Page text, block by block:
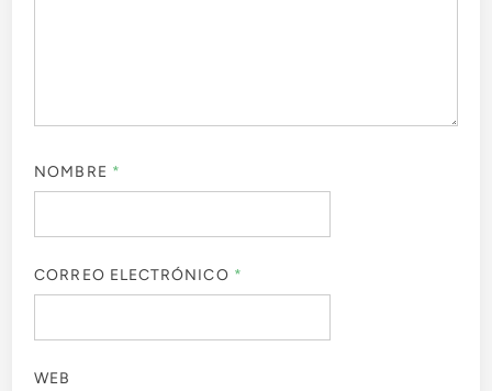
NOMBRE *
CORREO ELECTRÓNICO *
WEB